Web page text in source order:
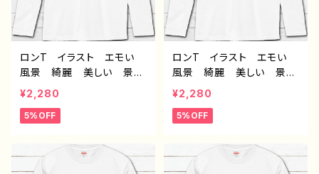
ロンT イラスト エモい
風景 綺麗 美しい 景
色 おしゃれ 可愛い女の
子 メンズ レディース
白 おすすめ 個性的 人
エイター 絵師 オリジナ
ル デザイン グッズ 長
¥2,280
5%OFF
ロンT イラスト エモい
風景 綺麗 美しい 景
色 おしゃれ 可愛い女の
子 メンズ レディース
白 おすすめ 個性的 人
エイター 絵師 オリジナ
ル デザイン グッズ 長
¥2,280
5%OFF